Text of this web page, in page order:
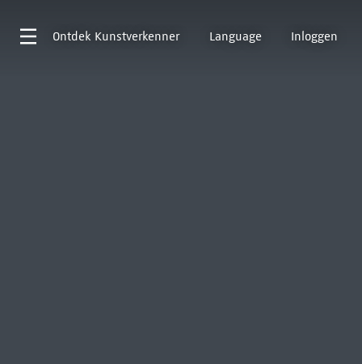
Ontdek Kunstverkenner Language Inloggen